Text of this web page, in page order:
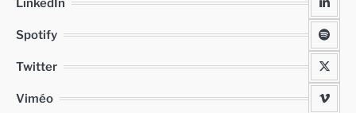
LinkedIn
Spotify
Twitter
Viméo